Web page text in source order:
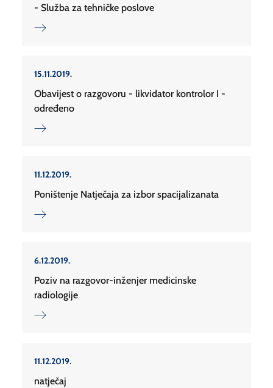
- Služba za tehničke poslove
15.11.2019.
Obavijest o razgovoru - likvidator kontrolor I -
određeno
11.12.2019.
Poništenje Natječaja za izbor spacijalizanata
6.12.2019.
Poziv na razgovor-inženjer medicinske
radiologije
11.12.2019.
natječaj